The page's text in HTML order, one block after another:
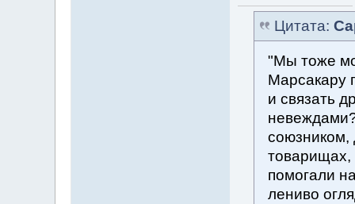
Цитата:
"Мы тоже
Марсакару
и связать
союзником,
товарищах,
помогали
лениво